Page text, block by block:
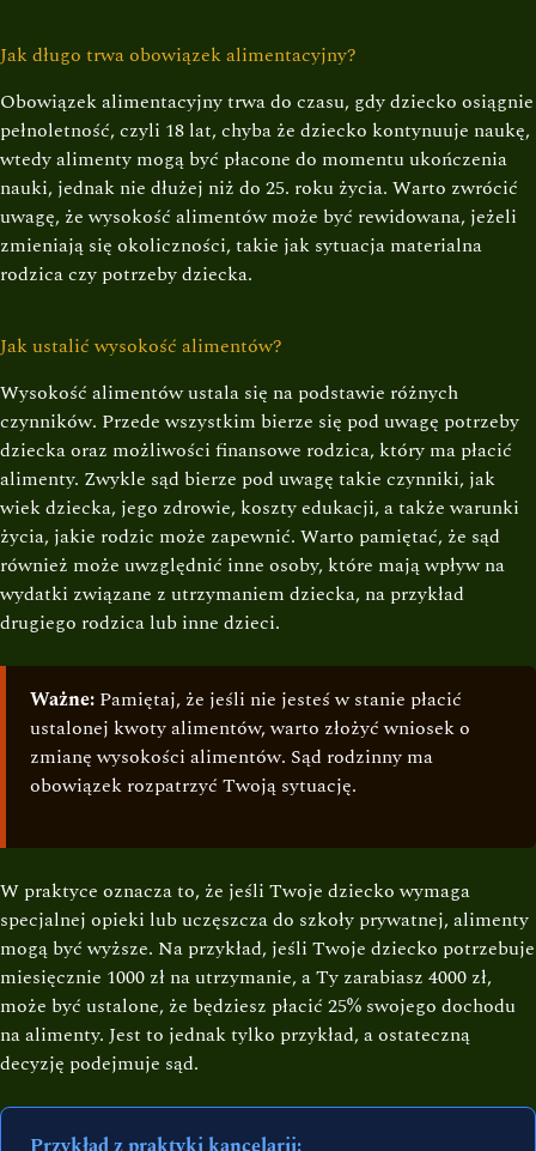
Jak długo trwa obowiązek alimentacyjny?
Obowiązek alimentacyjny trwa do czasu, gdy dziecko osiągnie
pełnoletność, czyli 18 lat, chyba że dziecko kontynuuje naukę,
wtedy alimenty mogą być płacone do momentu ukończenia
nauki, jednak nie dłużej niż do 25. roku życia. Warto zwrócić
uwagę, że wysokość alimentów może być rewidowana, jeżeli
zmieniają się okoliczności, takie jak sytuacja materialna
rodzica czy potrzeby dziecka.
Jak ustalić wysokość alimentów?
Wysokość alimentów ustala się na podstawie różnych
czynników. Przede wszystkim bierze się pod uwagę potrzeby
dziecka oraz możliwości finansowe rodzica, który ma płacić
alimenty. Zwykle sąd bierze pod uwagę takie czynniki, jak
wiek dziecka, jego zdrowie, koszty edukacji, a także warunki
życia, jakie rodzic może zapewnić. Warto pamiętać, że sąd
również może uwzględnić inne osoby, które mają wpływ na
wydatki związane z utrzymaniem dziecka, na przykład
drugiego rodzica lub inne dzieci.
Ważne: Pamiętaj, że jeśli nie jesteś w stanie płacić
ustalonej kwoty alimentów, warto złożyć wniosek o
zmianę wysokości alimentów. Sąd rodzinny ma
obowiązek rozpatrzyć Twoją sytuację.
W praktyce oznacza to, że jeśli Twoje dziecko wymaga
specjalnej opieki lub uczęszcza do szkoły prywatnej, alimenty
mogą być wyższe. Na przykład, jeśli Twoje dziecko potrzebuje
miesięcznie 1000 zł na utrzymanie, a Ty zarabiasz 4000 zł,
może być ustalone, że będziesz płacić 25% swojego dochodu
na alimenty. Jest to jednak tylko przykład, a ostateczną
decyzję podejmuje sąd.